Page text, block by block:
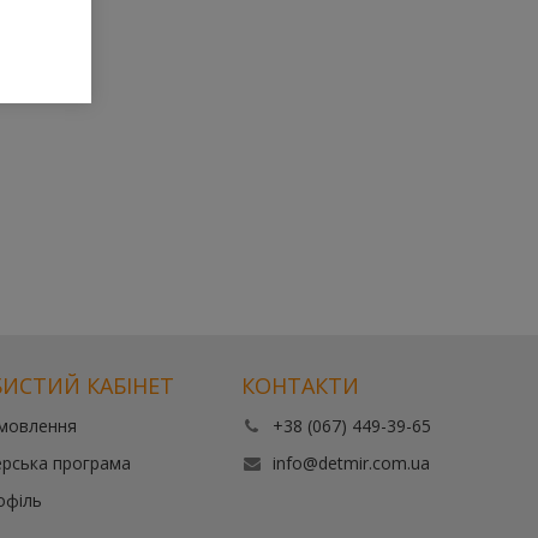
КАБІНЕТ
програма
КОНТАКТИ
+38 (067) 449-39-65
info@detmir.com.ua